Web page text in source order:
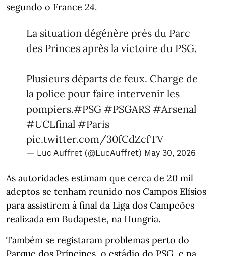
segundo o France 24.
La situation dégénère près du Parc
des Princes après la victoire du PSG.
Plusieurs départs de feux. Charge de
la police pour faire intervenir les
pompiers.#PSG #PSGARS #Arsenal
#UCLfinal #Paris
pic.twitter.com/30fCdZcfTV
— Luc Auffret (@LucAuffret) May 30, 2026
As autoridades estimam que cerca de 20 mil
adeptos se tenham reunido nos Campos Elísios
para assistirem à final da Liga dos Campeões
realizada em Budapeste, na Hungria.
Também se registaram problemas perto do
Parque dos Príncipes, o estádio do PSG, e na